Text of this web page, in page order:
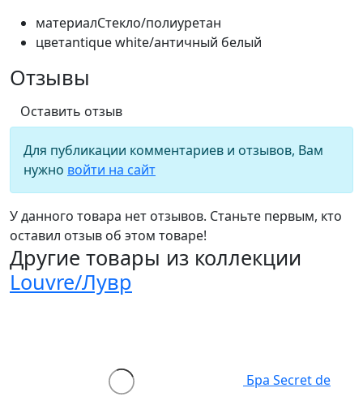
материалСтекло/полиуретан
цветantique white/античный белый
Отзывы
Оставить отзыв
Для публикации комментариев и отзывов, Вам
нужно войти на сайт
У данного товара нет отзывов. Станьте первым, кто
оставил отзыв об этом товаре!
Другие товары из коллекции
Louvre/Лувр
Бра Secret de